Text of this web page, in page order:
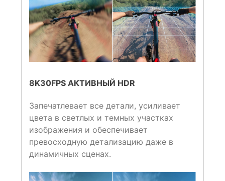
8K30FPS АКТИВНЫЙ HDR
Запечатлевает все детали, усиливает
цвета в светлых и темных участках
изображения и обеспечивает
превосходную детализацию даже в
динамичных сценах.